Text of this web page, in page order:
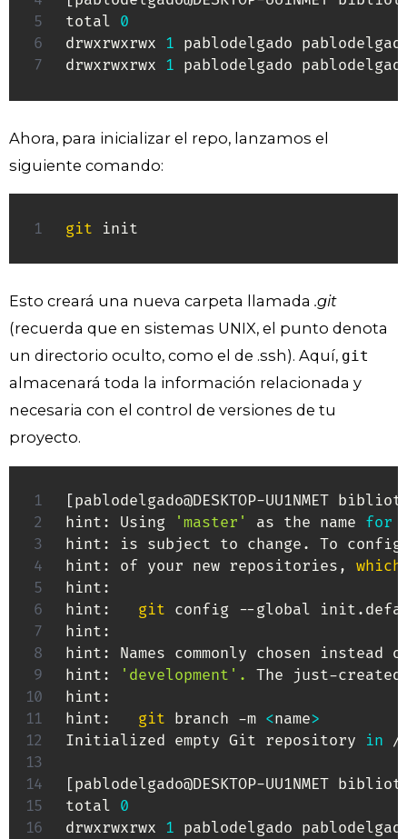
total 0
drwxrwxrwx 1 pablodelgado
drwxrwxrwx 1 pablodelgado
Ahora, para inicializar el repo, lanzamos el
siguiente comando:
git init
Esto creará una nueva carpeta llamada .git
(recuerda que en sistemas UNIX, el punto denota
un directorio oculto, como el de .ssh). Aquí, git
almacenará toda la información relacionada y
necesaria con el control de versiones de tu
proyecto.
[pablodelgado@DESKTOP-UU1NMET
hint: Using
'master' as the name for
hint: is subject to change. To
hint: of your new repositories, which
hint:
hint: git config --global
hint:
hint: Names commonly chosen instead
hint:
'development' .
The just-created
hint:
hint: git branch -m <name>
Initialized empty Git repository in /
[pablodelgado@DESKTOP-UU1NMET
total 0
drwxrwxrwx 1 pablodelgado